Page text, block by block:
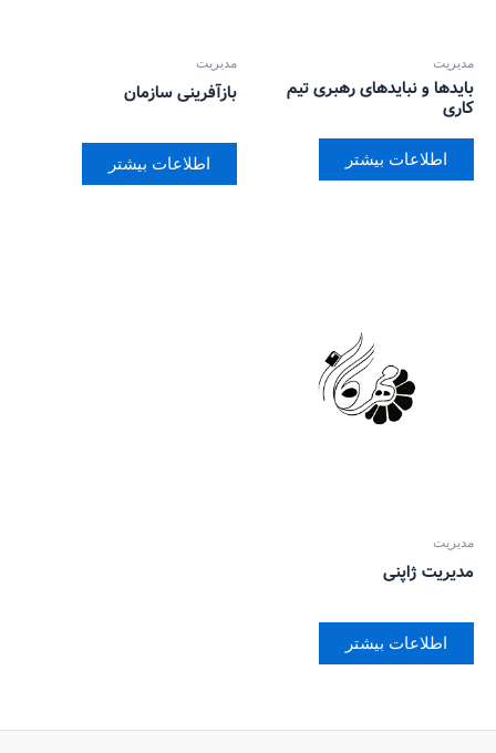
مدیریت
بایدها و نبایدهای رهبری تیم
کاری
اطلاعات بیشتر
مدیریت
بازآفرینی سازمان
اطلاعات بیشتر
مدیریت
مدیریت ژاپنی
اطلاعات بیشتر